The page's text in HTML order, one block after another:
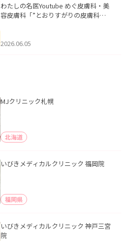
わたしの名医Youtube めぐ皮膚科・美
容皮膚科「”とおりすがりの皮膚科
2026.06.05
MJクリニック札幌
北海道
いびきメディカルクリニック 福岡院
福岡県
いびきメディカルクリニック 神戸三宮
院